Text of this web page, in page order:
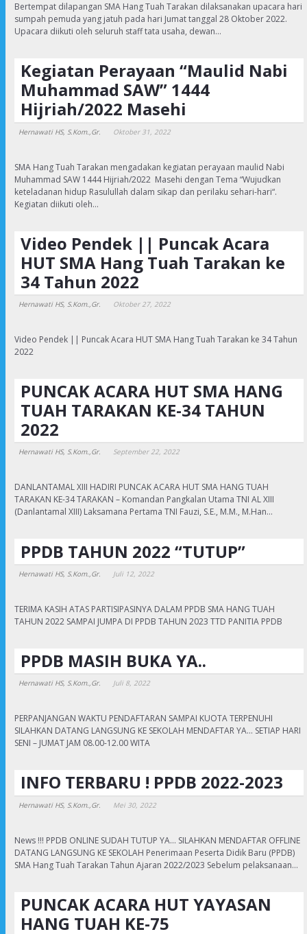
Bertempat dilapangan SMA Hang Tuah Tarakan dilaksanakan upacara hari
sumpah pemuda yang jatuh pada hari Jumat tanggal 28 Oktober 2022.
Upacara diikuti oleh seluruh staff tata usaha, dewan…
Kegiatan Perayaan “Maulid Nabi
Muhammad SAW” 1444
Hijriah/2022 Masehi
Hernawati HS, S.Kom.,Gr. Oktober 31, 2022
SMA Hang Tuah Tarakan mengadakan kegiatan perayaan maulid Nabi
Muhammad SAW 1444 Hijriah/2022 Masehi dengan Tema “Wujudkan
keteladanan hidup Rasulullah dalam sikap dan perilaku sehari-hari“.
Kegiatan diikuti oleh…
Video Pendek || Puncak Acara
HUT SMA Hang Tuah Tarakan ke
34 Tahun 2022
Hernawati HS, S.Kom.,Gr. Oktober 27, 2022
Video Pendek || Puncak Acara HUT SMA Hang Tuah Tarakan ke 34 Tahun
2022
PUNCAK ACARA HUT SMA HANG
TUAH TARAKAN KE-34 TAHUN
2022
Hernawati HS, S.Kom.,Gr. September 22, 2022
DANLANTAMAL XIII HADIRI PUNCAK ACARA HUT SMA HANG TUAH
TARAKAN KE-34 TARAKAN – Komandan Pangkalan Utama TNI AL XIII
(Danlantamal XIII) Laksamana Pertama TNI Fauzi, S.E., M.M., M.Han…
PPDB TAHUN 2022 “TUTUP”
Hernawati HS, S.Kom.,Gr. Juli 12, 2022
TERIMA KASIH ATAS PARTISIPASINYA DALAM PPDB SMA HANG TUAH
TAHUN 2022 SAMPAI JUMPA DI PPDB TAHUN 2023 TTD PANITIA PPDB
PPDB MASIH BUKA YA..
Hernawati HS, S.Kom.,Gr. Juli 8, 2022
PERPANJANGAN WAKTU PENDAFTARAN SAMPAI KUOTA TERPENUHI
SILAHKAN DATANG LANGSUNG KE SEKOLAH MENDAFTAR YA… SETIAP HARI
SENI – JUMAT JAM 08.00-12.00 WITA
INFO TERBARU ! PPDB 2022-2023
Hernawati HS, S.Kom.,Gr. Mei 30, 2022
News !!! PPDB ONLINE SUDAH TUTUP YA… SILAHKAN MENDAFTAR OFFLINE
DATANG LANGSUNG KE SEKOLAH Penerimaan Peserta Didik Baru (PPDB)
SMA Hang Tuah Tarakan Tahun Ajaran 2022/2023 Sebelum pelaksanaan…
PUNCAK ACARA HUT YAYASAN
HANG TUAH KE-75